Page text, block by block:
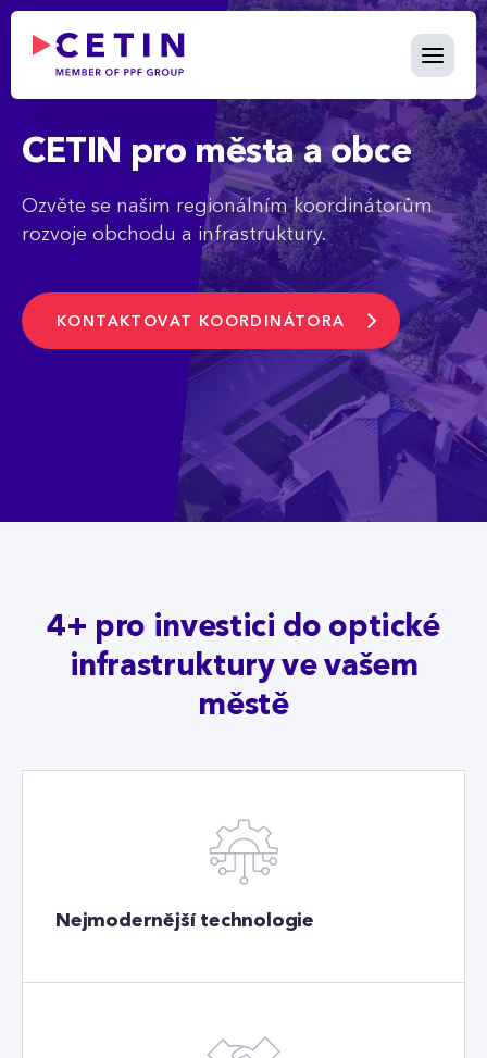
Skip to Main Content
Municipalities - cetin.cz
CETIN pro města a obce
Ozvěte se našim regionálním koordinátorům
rozvoje obchodu a infrastruktury.
KONTAKTOVAT KOORDINÁTORA
4+ pro investici do optické
infrastruktury ve vašem
městě
Nejmodernější technologie